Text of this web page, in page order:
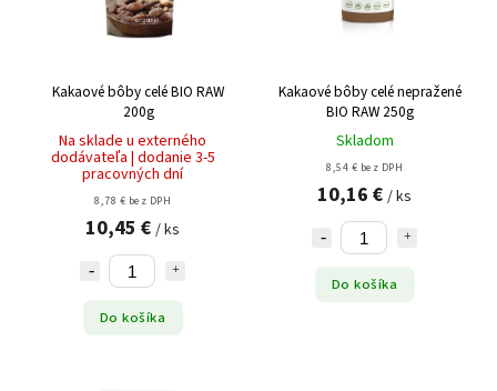
Kakaové bôby celé BIO RAW
200g
Na sklade u externého
dodávateľa | dodanie 3-5
pracovných dní
8,78 € bez DPH
10,45 € / ks
Do košíka
Kakaové bôby celé nepražené
BIO RAW 250g
Skladom
8,54 € bez DPH
10,16 € / ks
Do košíka